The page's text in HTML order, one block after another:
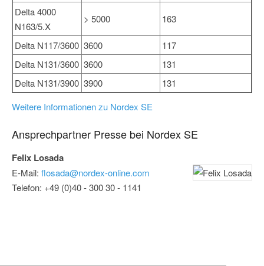
Delta 4000
N163/5.X
> 5000 163
Delta N117/3600 3600
117
Delta N131/3600 3600
131
Delta N131/3900 3900
131
Weitere Informationen zu Nordex SE
Ansprechpartner Presse bei Nordex SE
Felix Losada
E-Mail: flosada@nordex-online.com
Telefon: +49 (0)40 - 300 30 - 1141